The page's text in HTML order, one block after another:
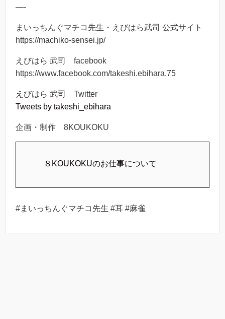
—-
まいっちんぐマチコ先生・えびはら武司 公式サイト
https://machiko-sensei.jp/
えびはら 武司 facebook
https://www.facebook.com/takeshi.ebihara.75
えびはら 武司 Twitter
Tweets by takeshi_ebihara
企画・制作 8KOUKOKU
８KOUKOKUのお仕事について
#まいっちんぐマチコ先生 #耳 #麻雀